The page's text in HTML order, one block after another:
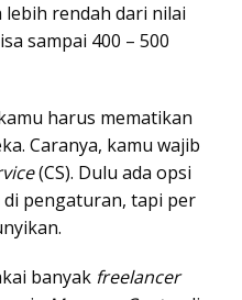
lebih rendah dari nilai
sampai 400 – 500
harus mematikan
Caranya, kamu wajib
(CS). Dulu ada opsi
pengaturan, tapi per
banyak freelancer